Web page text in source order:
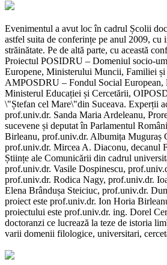
Evenimentul a avut loc în cadrul Școlii
astfel suita de conferințe pe anul 2009,
străinătate. Pe de altă parte, cu această
Proiectul POSIDRU – Domeniul socio-
Europene, Ministerului Muncii, Familiei și
AMPOSDRU – Fondul Social European,
Ministerul Educației și Cercetării,
\"Ștefan cel Mare\"din Suceava. Experții
prof.univ.dr. Sanda Maria Ardeleanu,
sucevene și deputat în Parlamentul
Birleanu, prof.univ.dr. Albumița Muguraș
prof.univ.dr. Mircea A. Diaconu, decanul
Științe ale Comunicării din cadrul
prof.univ.dr. Vasile Dospinescu,
prof.univ.dr. Rodica Nagy, prof.univ.dr.
Elena Brândușa Steiciuc, prof.univ.dr.
proiect este prof.univ.dr. Ion Horia
proiectului este prof.univ.dr. ing. Dorel
doctoranzi ce lucrează la teze de istoria
varii domenii filologice, universitari,